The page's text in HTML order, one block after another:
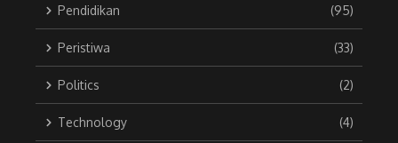
Pendidikan (95)
Peristiwa (33)
Politics (2)
Technology (4)